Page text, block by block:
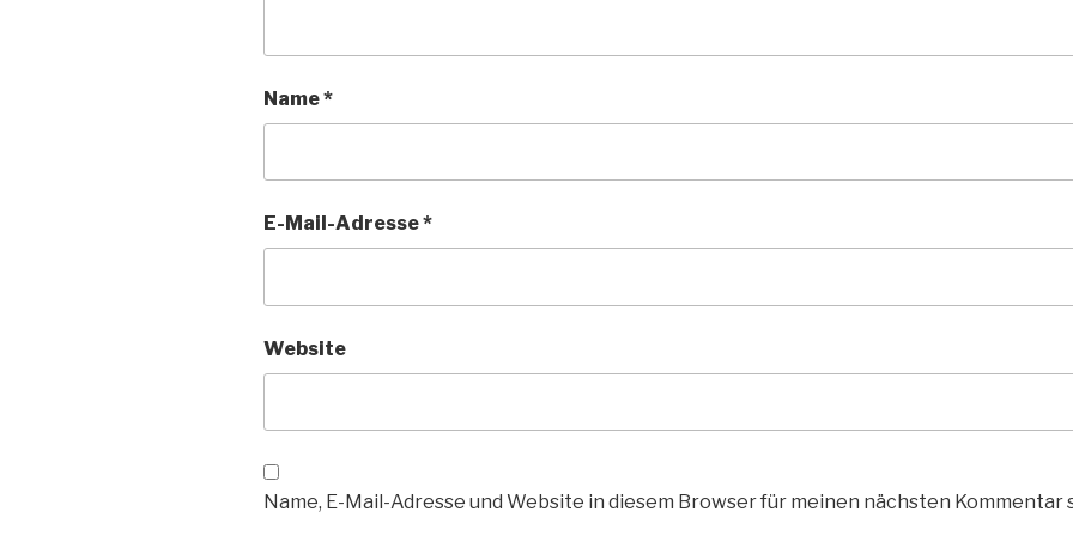
Name*
E-Mail-Adresse*
Website
Name, E-Mail-Adresse und Website in diesem Browser für meinen nächsten Kommentar